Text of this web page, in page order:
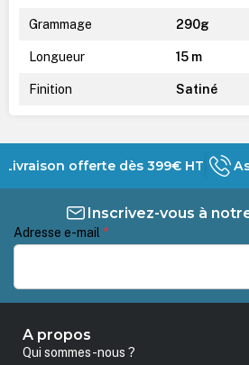
Grammage 290g
Longueur 15 m
Finition Satiné
Livraison offerte dès 399€ HT
Inscrivez-vous à
Adresse e-mail *
A propos
Qui sommes-nous ?